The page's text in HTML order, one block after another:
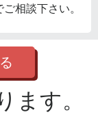
相談下さい。